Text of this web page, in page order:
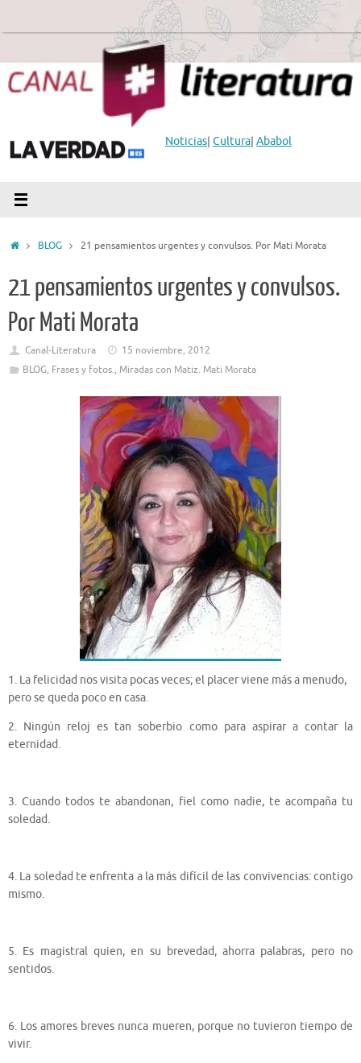
Noticias| Cultura| Ababol
InicioBLOG 21 pensamientos urgentes y convulsos. Por Mati Morata
21 pensamientos urgentes y convulsos.
Por Mati Morata
Canal-Literatura
15 noviembre, 2012
BLOG, Frases y fotos., Miradas con Matiz. Mati Morata
1. La felicidad nos visita pocas veces; el placer viene más a menudo,
pero se queda poco en casa.
2. Ningún reloj es tan soberbio como para aspirar a contar la
eternidad.
3. Cuando todos te abandonan, fiel como nadie, te acompaña tu
soledad.
4. La soledad te enfrenta a la más difícil de las convivencias: contigo
mismo.
5. Es magistral quien, en su brevedad, ahorra palabras, pero no
sentidos.
6. Los amores breves nunca mueren, porque no tuvieron tiempo de
vivir.